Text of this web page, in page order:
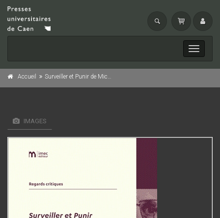
Toggle
Accueil Surveiller et Punir de Michel Foucault
IMAGES